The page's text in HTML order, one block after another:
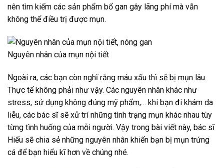
nên tìm kiếm các sản phẩm bổ gan gây lãng phí mà vẫn
không thể điều trị được mụn.
Nguyên nhân của mụn nội tiết
Ngoài ra, các bạn còn nghĩ rằng máu xấu thì sẽ bị mụn lâu.
Thực tế không phải như vậy. Các nguyên nhân khác như
stress, sử dụng không đúng mỹ phẩm,… khi bạn đi khám da
liễu, các bác sĩ sẽ xử trí những tình trạng mụn khác nhau tùy
từng tình huống của mỗi người. Vậy trong bài viết này, bác sĩ
Hiếu sẽ chia sẻ những nguyên nhân khiến bạn bị mụn trứng
cá để bạn hiểu kĩ hơn về chúng nhé.